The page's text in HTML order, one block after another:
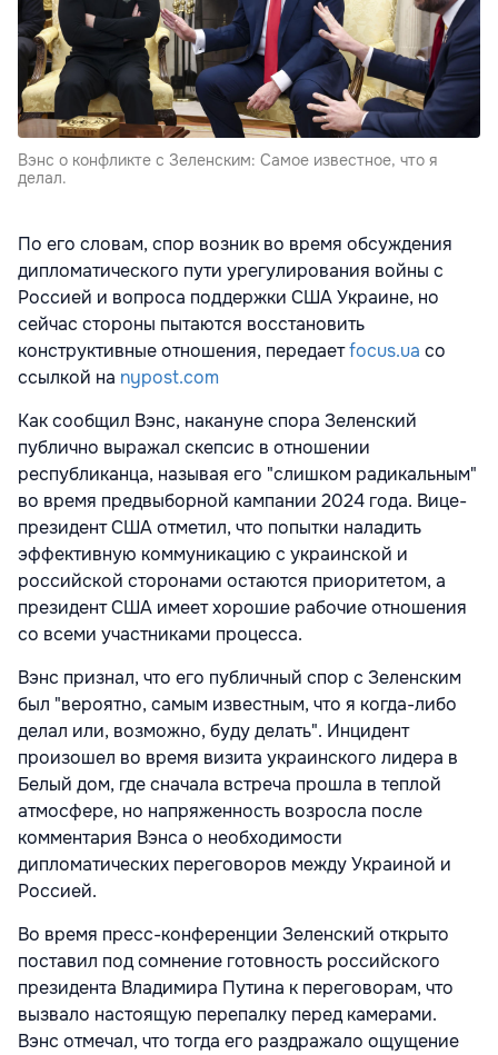
Вэнс о конфликте с Зеленским: Самое известное, что я
делал.
По его словам, спор возник во время обсуждения
дипломатического пути урегулирования войны с
Россией и вопроса поддержки США Украине, но
сейчас стороны пытаются восстановить
конструктивные отношения, передаетfocus.ua со
ссылкой на nypost.com
Как сообщил Вэнс, накануне спора Зеленский
публично выражал скепсис в отношении
республиканца, называя его "слишком радикальным"
во время предвыборной кампании 2024 года. Вице-
президент США отметил, что попытки наладить
эффективную коммуникацию с украинской и
российской сторонами остаются приоритетом, а
президент США имеет хорошие рабочие отношения
со всеми участниками процесса.
Вэнс признал, что его публичный спор с Зеленским
был "вероятно, самым известным, что я когда-либо
делал или, возможно, буду делать". Инцидент
произошел во время визита украинского лидера в
Белый дом, где сначала встреча прошла в теплой
атмосфере, но напряженность возросла после
комментария Вэнса о необходимости
дипломатических переговоров между Украиной и
Россией.
Во время пресс-конференции Зеленский открыто
поставил под сомнение готовность российского
президента Владимира Путина к переговорам, что
вызвало настоящую перепалку перед камерами.
Вэнс отмечал, что тогда его раздражало ощущение